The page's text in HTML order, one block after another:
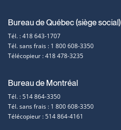
Coordonnées
et
contact
Bureau de Québec (siège social)
Tél. : 418 643-1707
Tél. sans frais : 1 800 608-3350
Télécopieur : 418 478-3235
Bureau de Montréal
Tél. : 514 864-3350
Tél. sans frais : 1 800 608-3350
Télécopieur : 514 864-4161